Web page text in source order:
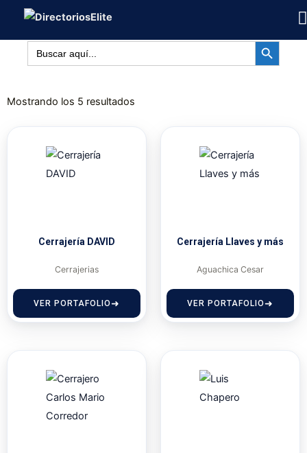
contenido
Buscar: BOTÓN DE
Mostrando los 5 resultados
Cerrajería DAVID
Cerrajerias
VER PORTAFOLIO
Cerrajería Llaves y más
Aguachica Cesar
VER PORTAFOLIO